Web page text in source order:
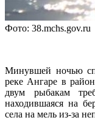
Фото: 38.mchs.gov.ru
Минувшей ночью
реке Ангаре в
двум рыбакам
находившаяся на
села на мель из-за